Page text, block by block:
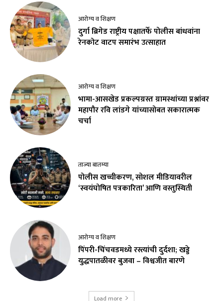
आरोग्य व शिक्षण
दुर्गा ब्रिगेड राष्ट्रीय पक्षातर्फे पोलीस बांधवांना
रेनकोट वाटप समारंभ उत्साहात
आरोग्य व शिक्षण
भामा-आसखेड प्रकल्पग्रस्त ग्रामस्थांच्या प्रश्नांवर
महापौर रवि लांडगे यांच्यासोबत सकारात्मक
चर्चा
ताज्या बातम्या
पोलीस खच्चीकरण, सोशल मीडियावरील
‘स्वयंघोषित पत्रकारिता’ आणि वस्तुस्थिती
आरोग्य व शिक्षण
पिंपरी-चिंचवडमध्ये रस्त्यांची दुर्दशा; खड्डे
युद्धपातळीवर बुजवा – विश्वजीत बारणे
Load more